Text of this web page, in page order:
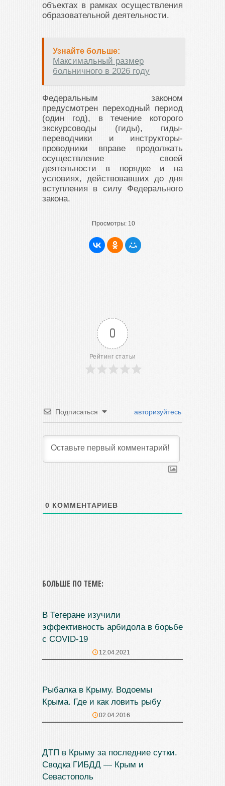
объектах в рамках осуществления
образовательной деятельности.
Узнайте больше:
Максимальный размер
больничного в 2026 году
Федеральным законом
предусмотрен переходный период
(один год), в течение которого
экскурсоводы (гиды), гиды-
переводчики и инструкторы-
проводники вправе продолжать
осуществление своей
деятельности в порядке и на
условиях, действовавших до дня
вступления в силу Федерального
закона.
Просмотры: 10
0
Рейтинг статьи
Подписаться авторизуйтесь
0 КОММЕНТАРИЕВ
БОЛЬШЕ ПО ТЕМЕ:
В Тегеране изучили
эффективность арбидола в борьбе
с COVID-19
12.04.2021
Рыбалка в Крыму. Водоемы
Крыма. Где и как ловить рыбу
02.04.2016
ДТП в Крыму за последние сутки.
Сводка ГИБДД — Крым и
Севастополь